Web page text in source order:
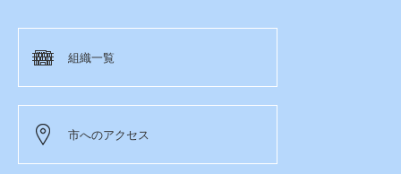
組織一覧
市へのアクセス